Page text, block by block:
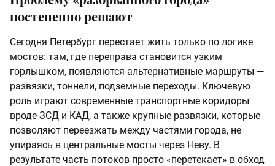
постепенно решают
Сегодня Петербург перестает жить только по логике
мостов: там, где переправа становится узким
горлышком, появляются альтернативные маршруты —
развязки, тоннели, подземные переходы. Ключевую
роль играют современные транспортные коридоры
вроде ЗСД и КАД, а также крупные развязки, которые
позволяют переезжать между частями города, не
упираясь в центральные мосты через Неву. В
результате часть потоков просто «перетекает» в обход